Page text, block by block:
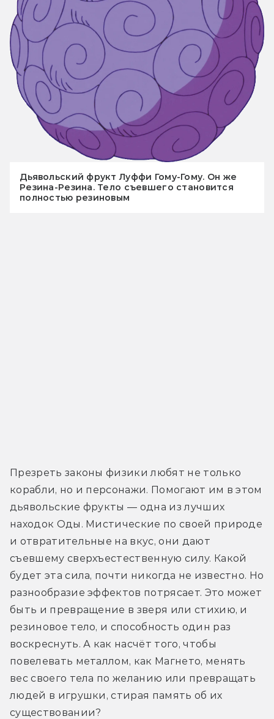
Дьявольский фрукт Луффи Гому-Гому. Он же
Резина-Резина. Тело съевшего становится
полностью резиновым
Презреть законы физики любят не только
корабли, но и персонажи. Помогают им в этом
дьявольские фрукты — одна из лучших
находок Оды. Мистические по своей природе
и отвратительные на вкус, они дают
съевшему сверхъестественную силу. Какой
будет эта сила, почти никогда не известно. Но
разнообразие эффектов потрясает. Это может
быть и превращение в зверя или стихию, и
резиновое тело, и способность один раз
воскреснуть. А как насчёт того, чтобы
повелевать металлом, как Магнето, менять
вес своего тела по желанию или превращать
людей в игрушки, стирая память об их
существовании?